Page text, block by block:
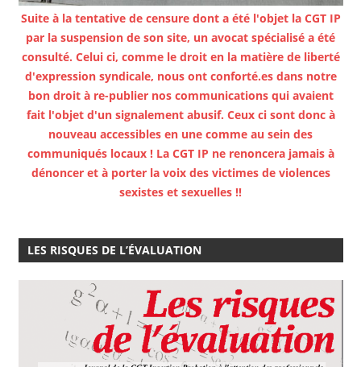
Suite à la tentative de censure dont a été l'objet la CGT IP
par la suspension de son site, un avocat spécialisé a été
consulté. Celui ci, comme le droit en la matière de liberté
d'expression syndicale, nous ont conforté.es dans notre
bon droit à re-publier nos communications qui avaient
fait l'objet d'un signalement abusif. Ceux ci sont donc à
nouveau accessibles en une comme au sein des
communiqués locaux ! La CGT IP ne renoncera jamais à
dénoncer et à porter la voix des victimes de violences
sexistes et sexuelles !!
LES RISQUES DE L’ÉVALUATION